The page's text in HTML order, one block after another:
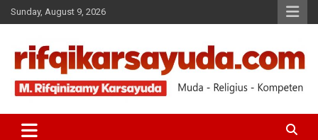
Sunday, August 9, 2026
RIFQI KARSAYUDA